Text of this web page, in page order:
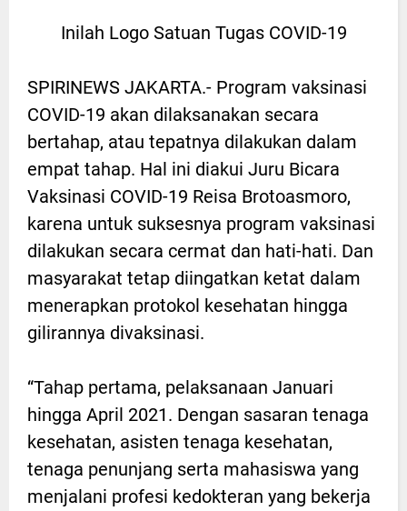
Inilah Logo Satuan Tugas COVID-19
SPIRINEWS JAKARTA.- Program vaksinasi
COVID-19 akan dilaksanakan secara
bertahap, atau tepatnya dilakukan dalam
empat tahap. Hal ini diakui Juru Bicara
Vaksinasi COVID-19 Reisa Brotoasmoro,
karena untuk suksesnya program vaksinasi
dilakukan secara cermat dan hati-hati. Dan
masyarakat tetap diingatkan ketat dalam
menerapkan protokol kesehatan hingga
gilirannya divaksinasi.
“Tahap pertama, pelaksanaan Januari
hingga April 2021. Dengan sasaran tenaga
kesehatan, asisten tenaga kesehatan,
tenaga penunjang serta mahasiswa yang
menjalani profesi kedokteran yang bekerja